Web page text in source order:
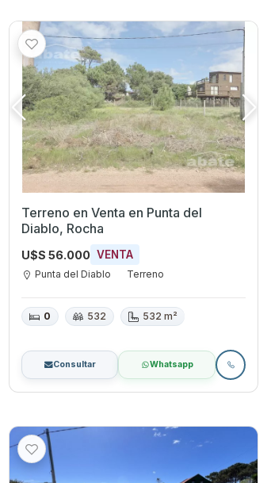
Terreno en Venta en Punta del
Diablo, Rocha
U$S 56.000 VENTA
Punta del Diablo Terreno
0 532 532 m²
Consultar Whatsapp